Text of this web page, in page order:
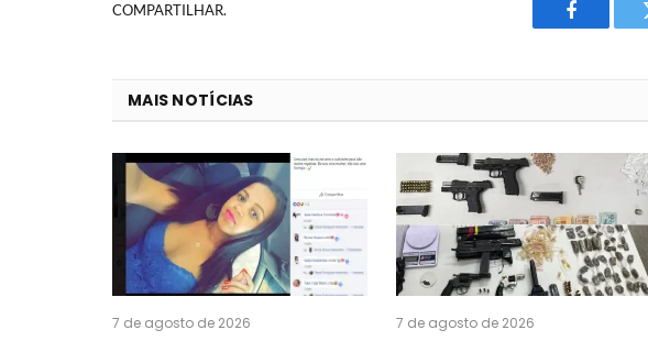
COMPARTILHAR.
Facebook
MAIS NOTÍCIAS
7 de agosto de 2026 7 de agosto de 2026